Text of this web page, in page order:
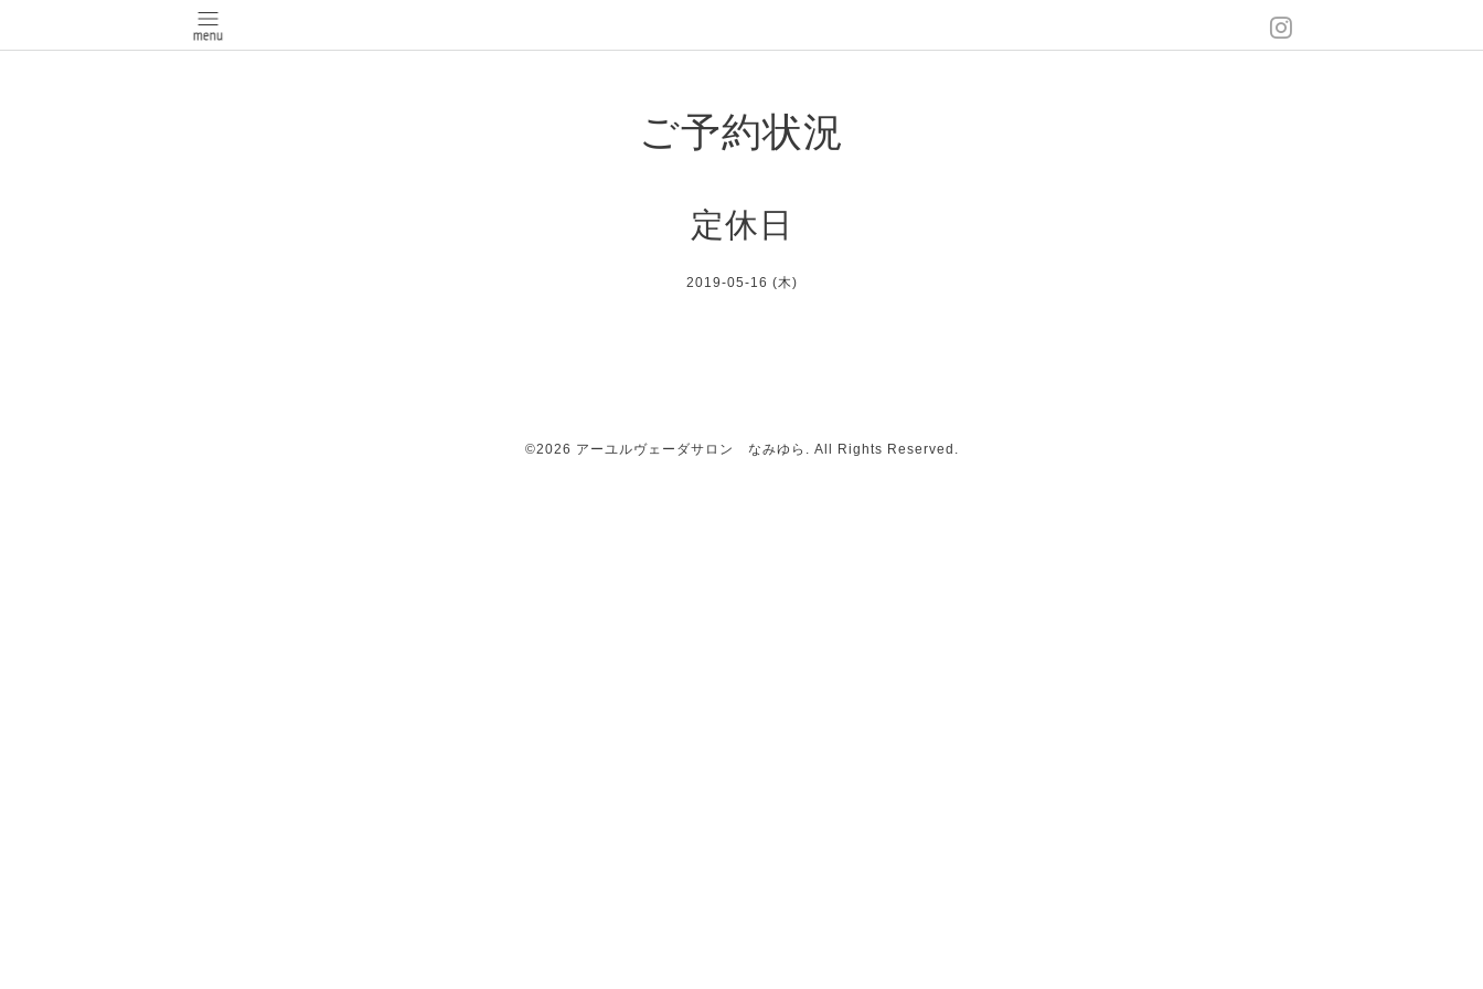
ご予約状況
定休日
2019-05-16 (木)
©2026 アーユルヴェーダサロン なみゆら . All Rights Reserved.